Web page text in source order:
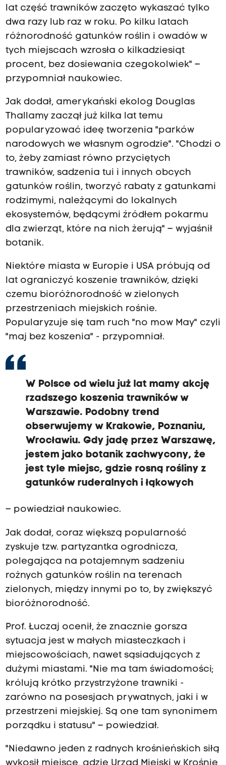
lat część trawników zaczęto wykaszać tylko
dwa razy lub raz w roku. Po kilku latach
różnorodność gatunków roślin i owadów w
tych miejscach wzrosła o kilkadziesiąt
procent, bez dosiewania czegokolwiek" –
przypomniał naukowiec.
Jak dodał, amerykański ekolog Douglas
Thallamy zaczął już kilka lat temu
popularyzować ideę tworzenia "parków
narodowych we własnym ogrodzie". "Chodzi o
to, żeby zamiast równo przyciętych
trawników, sadzenia tui i innych obcych
gatunków roślin, tworzyć rabaty z gatunkami
rodzimymi, należącymi do lokalnych
ekosystemów, będącymi źródłem pokarmu
dla zwierząt, które na nich żerują" – wyjaśnił
botanik.
Niektóre miasta w Europie i USA próbują od
lat ograniczyć koszenie trawników, dzięki
czemu bioróżnorodność w zielonych
przestrzeniach miejskich rośnie.
Popularyzuje się tam ruch "no mow May" czyli
"maj bez koszenia" - przypomniał.
W Polsce od wielu już lat mamy akcję
rzadszego koszenia trawników w
Warszawie. Podobny trend
obserwujemy w Krakowie, Poznaniu,
Wrocławiu. Gdy jadę przez Warszawę,
jestem jako botanik zachwycony, że
jest tyle miejsc, gdzie rosną rośliny z
gatunków ruderalnych i łąkowych
– powiedział naukowiec.
Jak dodał, coraz większą popularność
zyskuje tzw. partyzantka ogrodnicza,
polegająca na potajemnym sadzeniu
rożnych gatunków roślin na terenach
zielonych, między innymi po to, by zwiększyć
bioróżnorodność.
Prof. Łuczaj ocenił, że znacznie gorsza
sytuacja jest w małych miasteczkach i
miejscowościach, nawet sąsiadujących z
dużymi miastami. "Nie ma tam świadomości;
królują krótko przystrzyżone trawniki -
zarówno na posesjach prywatnych, jaki i w
przestrzeni miejskiej. Są one tam synonimem
porządku i statusu" – powiedział.
"Niedawno jeden z radnych krośnieńskich siłą